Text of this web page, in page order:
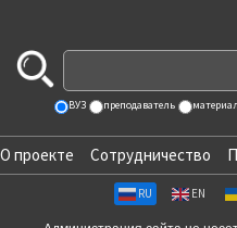
ВУЗ преподаватель материал
О проекте Сотрудничество
RU EN